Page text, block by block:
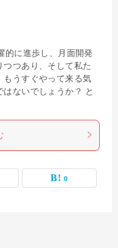
的に進歩し、月面開発
つあり、そして私た
もうすぐやって来る気
ないでしょうか？ と
0